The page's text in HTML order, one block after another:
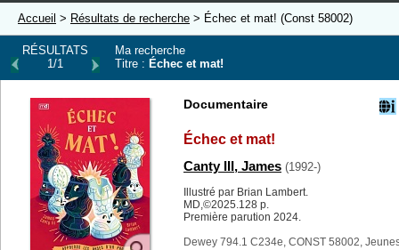
Accueil > Résultats de recherche > Échec et mat! (Const 58002)
RÉSULTATS
1/1
Ma recherche
Titre : Échec et mat!
Documentaire
Échec et mat!
Canty III, James (1992-)
Illustré par Brian Lambert.
MD,©2025.128 p.
Première parution 2024.
Dewey 794.1 C234e, CONST 58002,